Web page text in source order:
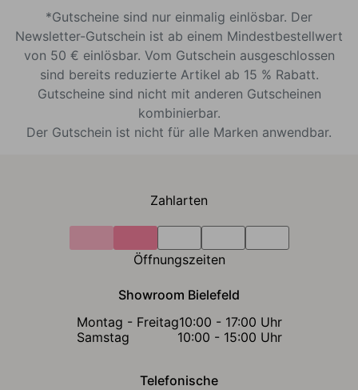
*Gutscheine sind nur einmalig einlösbar. Der
Newsletter-Gutschein ist ab einem Mindestbestellwert
von 50 € einlösbar. Vom Gutschein ausgeschlossen
sind bereits reduzierte Artikel ab 15 % Rabatt.
Gutscheine sind nicht mit anderen Gutscheinen
kombinierbar.
Der Gutschein ist nicht für alle Marken anwendbar.
Zahlarten
Öffnungszeiten
Showroom Bielefeld
Montag - Freitag10:00 - 17:00 Uhr
Samstag
10:00 - 15:00 Uhr
Telefonische